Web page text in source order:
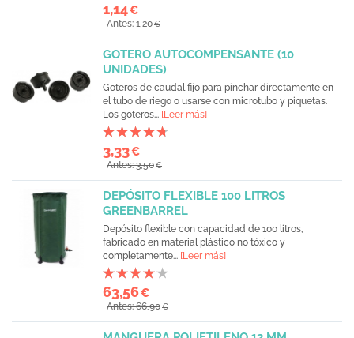
1,14€
Antes: 1,20€
GOTERO AUTOCOMPENSANTE (10
UNIDADES)
Goteros de caudal fijo para pinchar directamente en
el tubo de riego o usarse con microtubo y piquetas.
Los goteros... [Leer más]
3,33€
Antes: 3,50€
DEPÓSITO FLEXIBLE 100 LITROS
GREENBARREL
Depósito flexible con capacidad de 100 litros,
fabricado en material plástico no tóxico y
completamente... [Leer más]
63,56€
Antes: 66,90€